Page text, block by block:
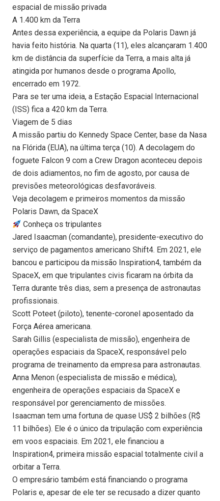
espacial de missão privada
A 1.400 km da Terra
Antes dessa experiência, a equipe da Polaris Dawn já
havia feito história. Na quarta (11), eles alcançaram 1.400
km de distância da superfície da Terra, a mais alta já
atingida por humanos desde o programa Apollo,
encerrado em 1972.
Para se ter uma ideia, a Estação Espacial Internacional
(ISS) fica a 420 km da Terra.
Viagem de 5 dias
A missão partiu do Kennedy Space Center, base da Nasa
na Flórida (EUA), na última terça (10). A decolagem do
foguete Falcon 9 com a Crew Dragon aconteceu depois
de dois adiamentos, no fim de agosto, por causa de
previsões meteorológicas desfavoráveis.
Veja decolagem e primeiros momentos da missão
Polaris Dawn, da SpaceX
Conheça os tripulantes
Jared Isaacman (comandante), presidente-executivo do
serviço de pagamentos americano Shift4. Em 2021, ele
bancou e participou da missão Inspiration4, também da
SpaceX, em que tripulantes civis ficaram na órbita da
Terra durante três dias, sem a presença de astronautas
profissionais.
Scott Poteet (piloto), tenente-coronel aposentado da
Força Aérea americana.
Sarah Gillis (especialista de missão), engenheira de
operações espaciais da SpaceX, responsável pelo
programa de treinamento da empresa para astronautas.
Anna Menon (especialista de missão e médica),
engenheira de operações espaciais da SpaceX e
responsável por gerenciamento de missões.
Isaacman tem uma fortuna de quase US$ 2 bilhões (R$
11 bilhões). Ele é o único da tripulação com experiência
em voos espaciais. Em 2021, ele financiou a
Inspiration4, primeira missão espacial totalmente civil a
orbitar a Terra.
O empresário também está financiando o programa
Polaris e, apesar de ele ter se recusado a dizer quanto